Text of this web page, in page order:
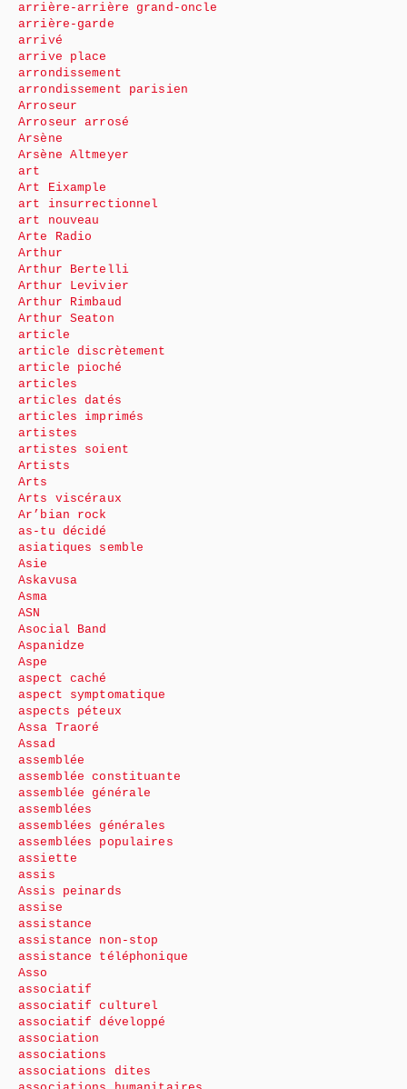
arrière-arrière grand-oncle
arrière-garde
arrivé
arrive place
arrondissement
arrondissement parisien
Arroseur
Arroseur arrosé
Arsène
Arsène Altmeyer
art
Art Eixample
art insurrectionnel
art nouveau
Arte Radio
Arthur
Arthur Bertelli
Arthur Levivier
Arthur Rimbaud
Arthur Seaton
article
article discrètement
article pioché
articles
articles datés
articles imprimés
artistes
artistes soient
Artists
Arts
Arts viscéraux
Ar’bian rock
as-tu décidé
asiatiques semble
Asie
Askavusa
Asma
ASN
Asocial Band
Aspanidze
Aspe
aspect caché
aspect symptomatique
aspects péteux
Assa Traoré
Assad
assemblée
assemblée constituante
assemblée générale
assemblées
assemblées générales
assemblées populaires
assiette
assis
Assis peinards
assise
assistance
assistance non-stop
assistance téléphonique
Asso
associatif
associatif culturel
associatif développé
association
associations
associations dites